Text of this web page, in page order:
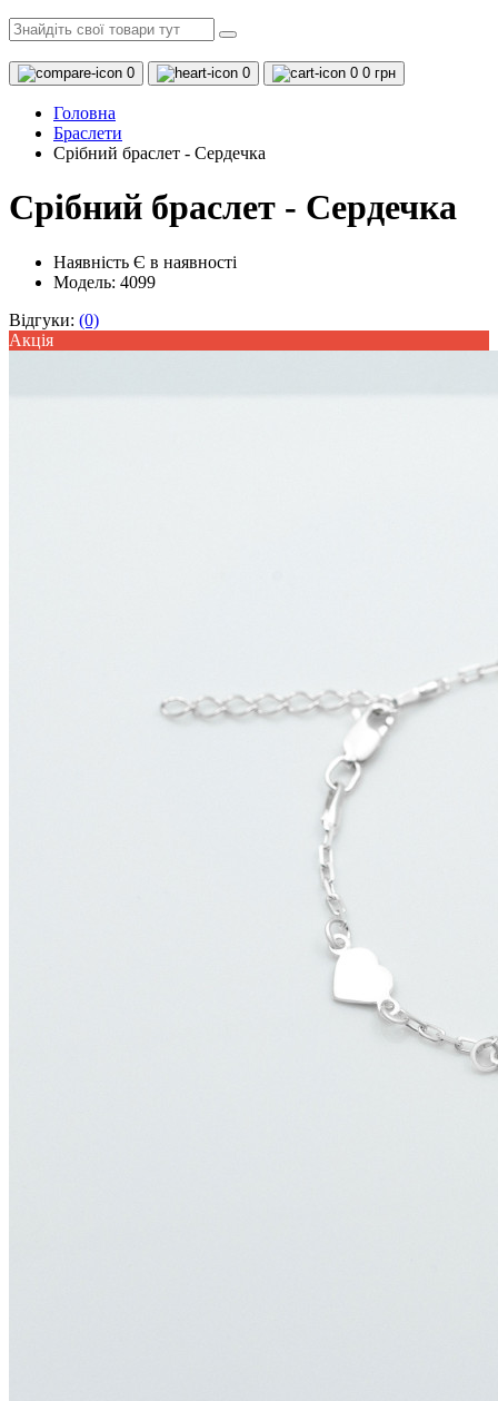
0 0 0 0 грн
Головна
Браслети
Срібний браслет - Сердечка
Срібний браслет - Сердечка
Наявність Є в наявності
Модель: 4099
Відгуки: (0)
Акцiя